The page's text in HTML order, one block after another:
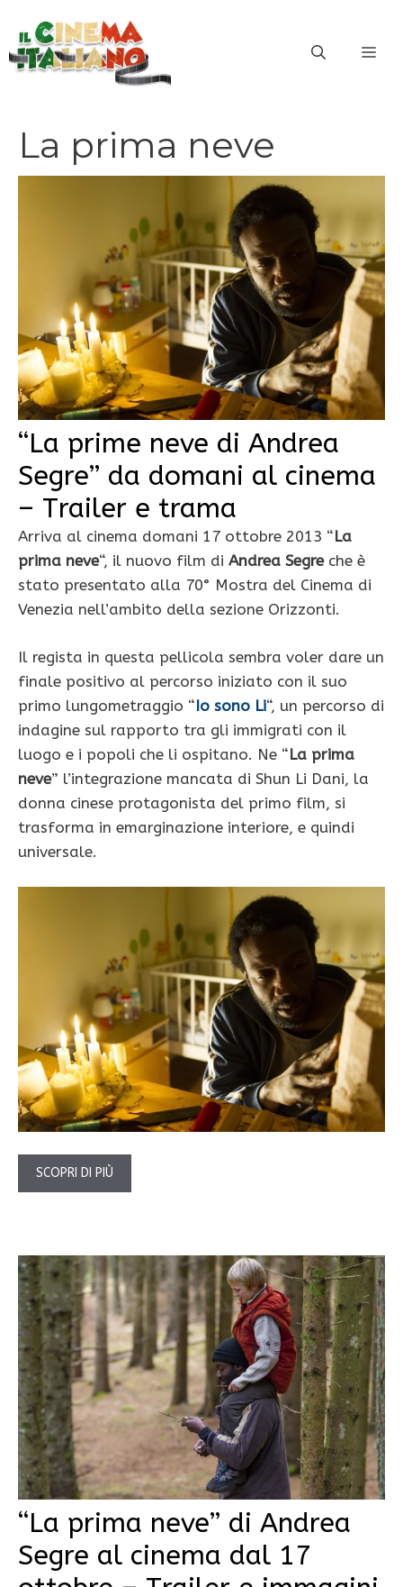
contenuto
La prima neve
“La prime neve di Andrea
Segre” da domani al cinema
– Trailer e trama
Arriva al cinema domani 17 ottobre 2013 “La
prima neve“, il nuovo film di Andrea Segreche è
stato presentato alla 70° Mostra del Cinema di
Venezia nell’ambito della sezione Orizzonti.
Il regista in questa pellicola sembra voler dare un
finale positivo al percorso iniziato con il suo
primo lungometraggio “Io sono Li“, un percorso di
indagine sul rapporto tra gli immigrati con il
luogo e i popoli che li ospitano. Ne “La prima
neve” l’integrazione mancata di Shun Li Dani, la
donna cinese protagonista del primo film, si
trasforma in emarginazione interiore, e quindi
universale.
SCOPRI DI PIÙ
“La prima neve” di Andrea
Segre al cinema dal 17